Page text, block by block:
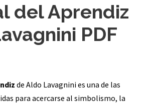
del Aprendiz
PDF
de Aldo Lavagnini es una de las
para acercarse al simbolismo, la